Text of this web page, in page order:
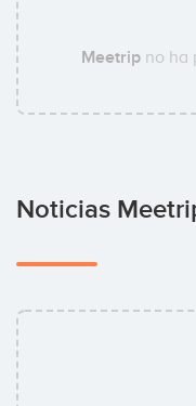
Meetripno ha
Noticias